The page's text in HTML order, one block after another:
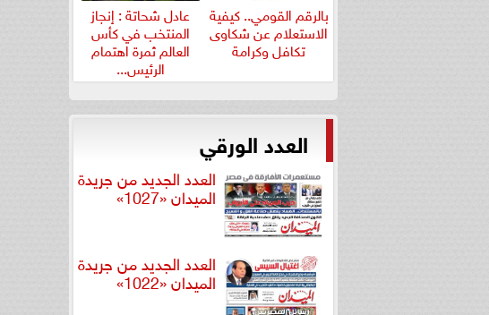
بالرقم القومي.. كيفية
الاستعلام عن شكاوى
تكافل وكرامة
عادل شحاتة : إنجاز
المنتخب في كأس
العالم ثمرة اهتمام
الرئيس...
العدد الورقي
العدد الجديد من جريدة
الميدان «1027»
العدد الجديد من جريدة
الميدان «1022»